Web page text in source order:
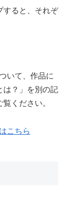
すると、それぞ
いて、作品に
は？」を別の記
ください。
こちら